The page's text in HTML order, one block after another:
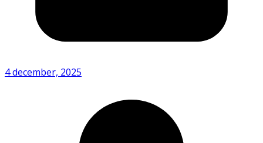
4 december, 2025